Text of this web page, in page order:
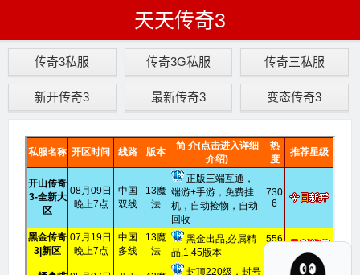
天天传奇3
传奇3私服 传奇3G私服 传奇三私服
新开传奇3 最新传奇3 变态传奇3